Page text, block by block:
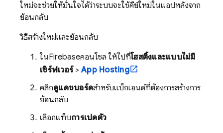
ใหม่จะช่วยให้มั่นใจได้ว่าระบบจะใช้คีย์ใหม่ในแอปหลังจาก
ย้อนกลับ
วิธีสร้างใหม่และย้อนกลับ
ในFirebaseคอนโซล ให้ไปที่โฮสติ้งและแบบไม่มี
เซิร์ฟเวอร์>App Hosting
คลิกดูแดชบอร์ดสำหรับแบ็กเอนด์ที่ต้องการสร้างการ
ย้อนกลับ
เลือกแท็บการเปิดตัว